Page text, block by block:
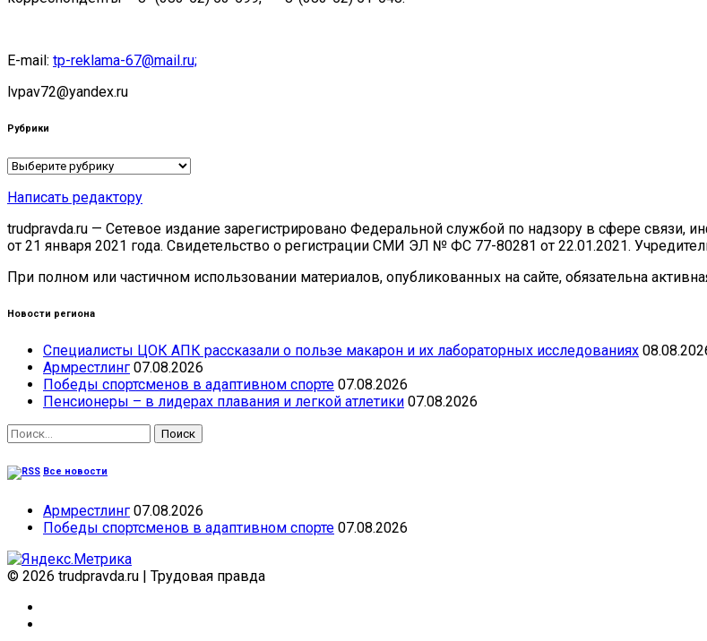
E-mail: tp-reklama-67@mail.ru;
lvpav72@yandex.ru
Рубрики
Рубрики
Написать редактору
trudpravda.ru — Сетевое издание зарегистрировано Федеральной службой по надзору в сфере
от 21 января 2021 года. Свидетельство о регистрации СМИ ЭЛ № ФС 77-80281 от 22.01.2021.
При полном или частичном использовании материалов, опубликованных на сайте, обязательна
Новости региона
Специалисты ЦОК АПК рассказали о пользе макарон и их лабораторных исследованиях
Армрестлинг 07.08.2026
Победы спортсменов в адаптивном спорте 07.08.2026
Пенсионеры – в лидерах плавания и легкой атлетики 07.08.2026
Найти:
Все новости
Армрестлинг 07.08.2026
Победы спортсменов в адаптивном спорте 07.08.2026
© 2026 trudpravda.ru | Трудовая правда